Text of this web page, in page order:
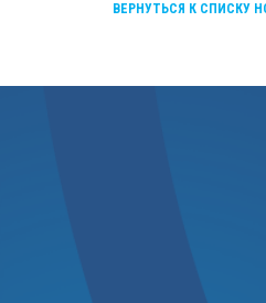
ВЕРНУТЬСЯ К СПИСКУ